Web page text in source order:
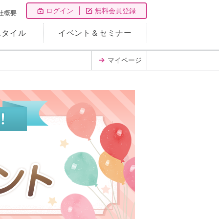
ログイン 無料会員登録
イル イベント＆セミナー
概要
マイページ